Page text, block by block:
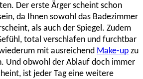
Der erste Ärger scheint schon
da Ihnen sowohl das Badezimmer
als auch der Spiegel. Zudem
total verschlafen und furchtbar
mit ausreichend Make-up zu
Und obwohl der Ablauf doch immer
ist jeder Tag eine weitere